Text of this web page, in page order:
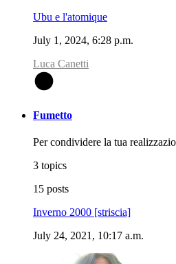
Ubu e l'atomique
July 1, 2024, 6:28 p.m.
Luca Canetti
Fumetto
Per condividere la tua
3 topics
15 posts
Inverno 2000 [striscia]
July 24, 2021, 10:17 a.m.